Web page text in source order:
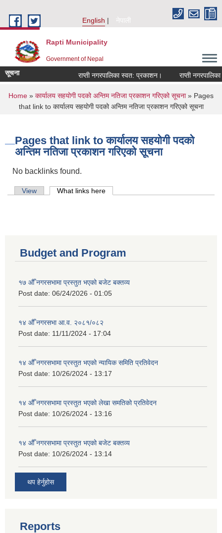
English
नेपाली
Rapti Municipality
Government of Nepal
सूचना राप्ती नगरपालिका स्वत: प्रकाशन। राप्ती
You are here
Home » कार्यालय सहयोगी पदको अन्तिम नतिजा प्रकाशन गरिएको सूचना» Pages
that link to कार्यालय सहयोगी पदको अन्तिम नतिजा प्रकाशन गरिएको सूचना
Pages that link to कार्यालय सहयोगी पदको
अन्तिम नतिजा प्रकाशन गरिएको सूचना
No backlinks found.
Primary tabs
View What links here
Budget and Program
१७ औँ नगरसभामा प्रस्तुत भएको बजेट बक्तव्य
Post date: 06/24/2026 - 01:05
१४ औँ नगरसभा आ.व. २०८१/०८२
Post date: 11/11/2024 - 17:04
१४ औँ नगरसभामा प्रस्तुत भएको न्यायिक समिति प्रतिवेदन
Post date: 10/26/2024 - 13:17
१४ औँ नगरसभामा प्रस्तुत भएको लेखा समतिको प्रतिवेदन
Post date: 10/26/2024 - 13:16
१४ औँ नगरसभामा प्रस्तुत भएको बजेट बक्तव्य
Post date: 10/26/2024 - 13:14
थप हेर्नुहोस
Reports